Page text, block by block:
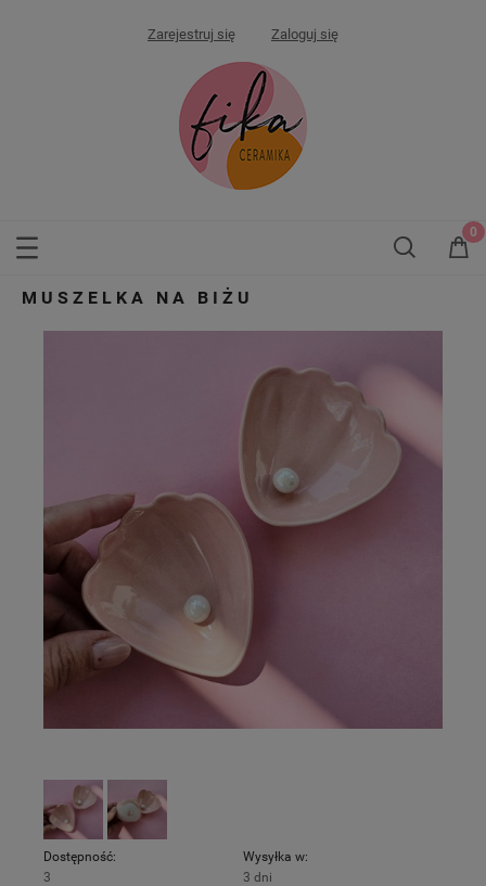
Zarejestruj się Zaloguj się
MUSZELKA NA BIŻU
Dostępność:
3
Wysyłka w:
3 dni